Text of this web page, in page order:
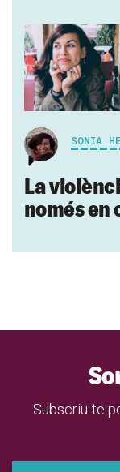
SONIA
La
només en
Subscriu-te